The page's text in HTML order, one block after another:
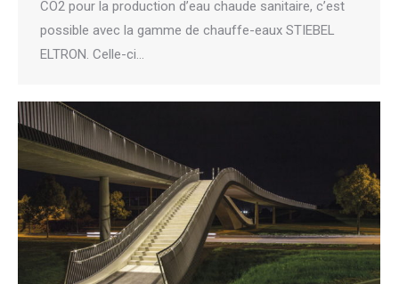
CO2 pour la production d’eau chaude sanitaire, c’est
possible avec la gamme de chauffe-eaux STIEBEL
ELTRON. Celle-ci…